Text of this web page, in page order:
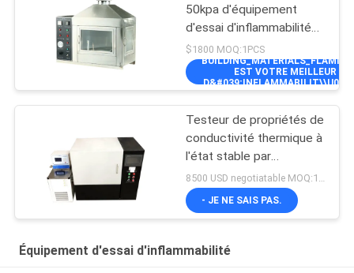
50kpa d'équipement
d'essai d'inflammabilité
de matériaux de
construction
$1800 MOQ:1PCS
EST VOTRE MEILLEUR
Testeur de propriétés de
conductivité thermique à
l'état stable par
débitmètre thermique
- JE NE SAIS PAS.
Équipement d'essai d'inflammabilité